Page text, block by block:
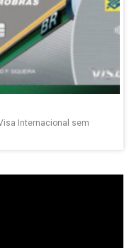
Internacional sem